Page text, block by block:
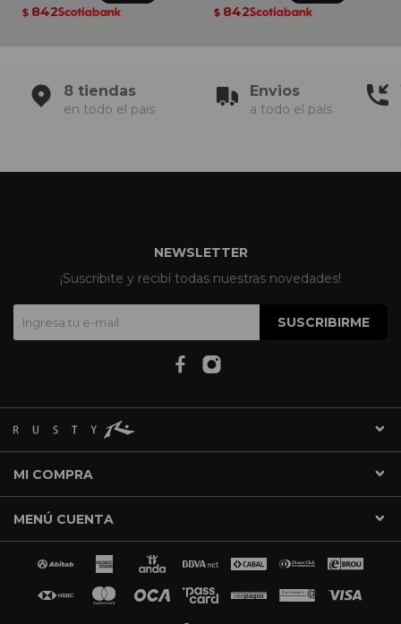
$ 842 $ 842
8 tiendas
en todo el pais
Envios
a todo el país
MI COMPRA
MENÚ CUENTA
NEWSLETTER
¡Suscribite y recibí todas nuestras novedades!
SUSCRIBIRME